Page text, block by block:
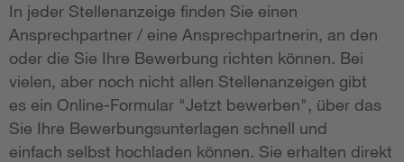
In jeder Stellenanzeige finden Sie einen
Ansprechpartner / eine Ansprechpartnerin, an den
oder die Sie Ihre Bewerbung richten können. Bei
vielen, aber noch nicht allen Stellenanzeigen gibt
es ein Online-Formular "Jetzt bewerben", über das
Sie Ihre Bewerbungsunterlagen schnell und
einfach selbst hochladen können. Sie erhalten direkt